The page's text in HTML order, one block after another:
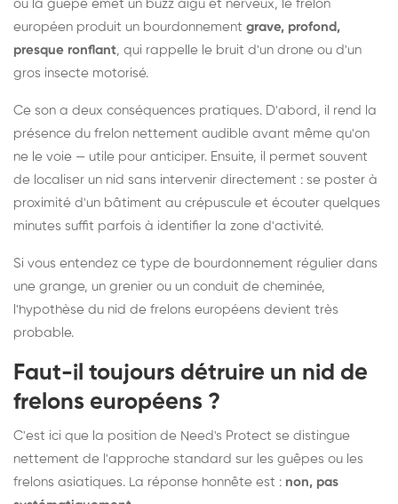
où la guêpe émet un buzz aigu et nerveux, le frelon
européen produit un bourdonnement grave, profond,
presque ronflant, qui rappelle le bruit d'un drone ou d'un
gros insecte motorisé.
Ce son a deux conséquences pratiques. D'abord, il rend la
présence du frelon nettement audible avant même qu'on
ne le voie — utile pour anticiper. Ensuite, il permet souvent
de localiser un nid sans intervenir directement : se poster à
proximité d'un bâtiment au crépuscule et écouter quelques
minutes suffit parfois à identifier la zone d'activité.
Si vous entendez ce type de bourdonnement régulier dans
une grange, un grenier ou un conduit de cheminée,
l'hypothèse du nid de frelons européens devient très
probable.
Faut-il toujours détruire un nid de
frelons européens ?
C'est ici que la position de Need's Protect se distingue
nettement de l'approche standard sur les guêpes ou les
frelons asiatiques. La réponse honnête est : non, pas